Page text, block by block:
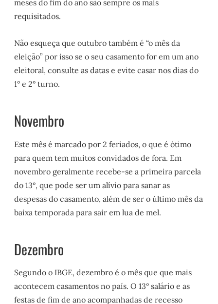
meses do fim do ano são sempre os mais
requisitados.
Não esqueça que outubro também é “o mês da
eleição” por isso se o seu casamento for em um ano
eleitoral, consulte as datas e evite casar nos dias do
1° e 2° turno.
Novembro
Este mês é marcado por 2 feriados, o que é ótimo
para quem tem muitos convidados de fora. Em
novembro geralmente recebe-se a primeira parcela
do 13°, que pode ser um alívio para sanar as
despesas do casamento, além de ser o último mês da
baixa temporada para sair em lua de mel.
Dezembro
Segundo o IBGE, dezembro é o mês que que mais
acontecem casamentos no país. O 13° salário e as
festas de fim de ano acompanhadas de recesso